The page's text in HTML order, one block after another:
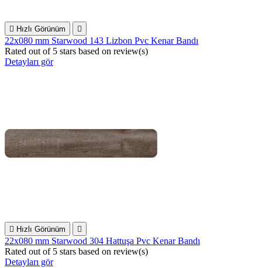
 Hızlı Görünüm 
22x080 mm Starwood 143 Lizbon Pvc Kenar Bandı
Rated out of 5 stars based on review(s)
Detayları gör
 Hızlı Görünüm 
22x080 mm Starwood 304 Hattuşa Pvc Kenar Bandı
Rated out of 5 stars based on review(s)
Detayları gör